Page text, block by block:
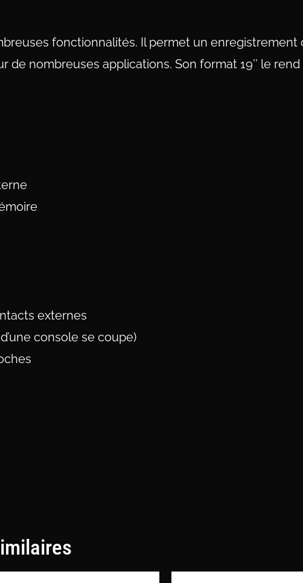
fonctionnalités. Il permet un enregistrement
nombreuses applications. Son format 19’’ le rend
externes
console se coupe)